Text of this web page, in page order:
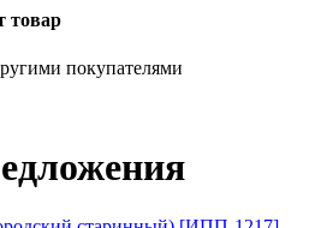
товар
покупателями